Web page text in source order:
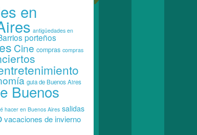
en
antigüedades en
porteños
Cine compras compras
guia de Buenos Aires
Buenos
hacer en Buenos Aires salidas
vacaciones de invierno